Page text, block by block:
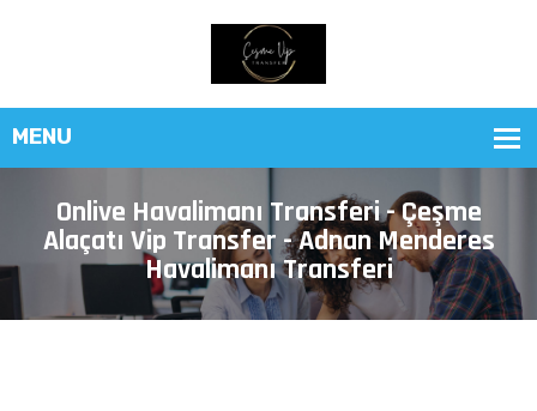
Onlive Havalimanı Transferi - Çeşme
Alaçatı Vip Transfer - Adnan Menderes
Havalimanı Transferi